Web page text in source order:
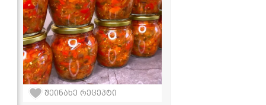
შეინახე რეცეპტი